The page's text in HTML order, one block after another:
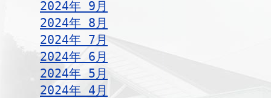
2024年 9月
2024年 8月
2024年 7月
2024年 6月
2024年 5月
2024年 4月